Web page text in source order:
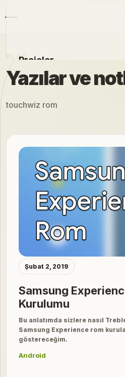
Projeler
Otomobiller
Modlar
Hakkımda
Blog
BLOG
Yazılar ve
touchwiz rom
Şubat 2, 2019
Samsung
Kurulumu
Bu anlatımda sizlere nasıl
Samsung Experience rom
göstereceğim.
Android